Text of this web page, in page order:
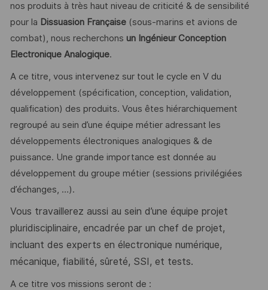
nos produits à très haut niveau de criticité & de sensibilité
pour la Dissuasion Française(sous-marins et avions de
combat), nous recherchons un Ingénieur Conception
Electronique Analogique.
A ce titre, vous intervenez sur tout le cycle en V du
développement (spécification, conception, validation,
qualification) des produits. Vous êtes hiérarchiquement
regroupé au sein d’une équipe métier adressant les
développements électroniques analogiques & de
puissance. Une grande importance est donnée au
développement du groupe métier (sessions privilégiées
d’échanges, …).
Vous travaillerez aussi au sein d’une équipe projet
pluridisciplinaire, encadrée par un chef de projet,
incluant des experts en électronique numérique,
mécanique, fiabilité, sûreté, SSI, et tests.
A ce titre vos missions seront de :